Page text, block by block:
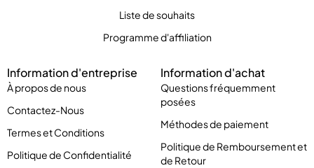
Liste de souhaits
Programme d'affiliation
Information d'entreprise
À propos de nous
Contactez-Nous
Termes et Conditions
Politique de Confidentialité
Information d'achat
Questions fréquemment
posées
Méthodes de paiement
Politique de Remboursement et
de Retour